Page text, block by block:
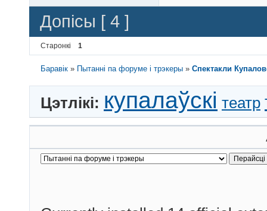
Допісы [ 4 ]
Старонкі 1
Баравік » Пытанні па форуме і трэкеры »Спектакли
Цэтлікі: купалаўскі театр